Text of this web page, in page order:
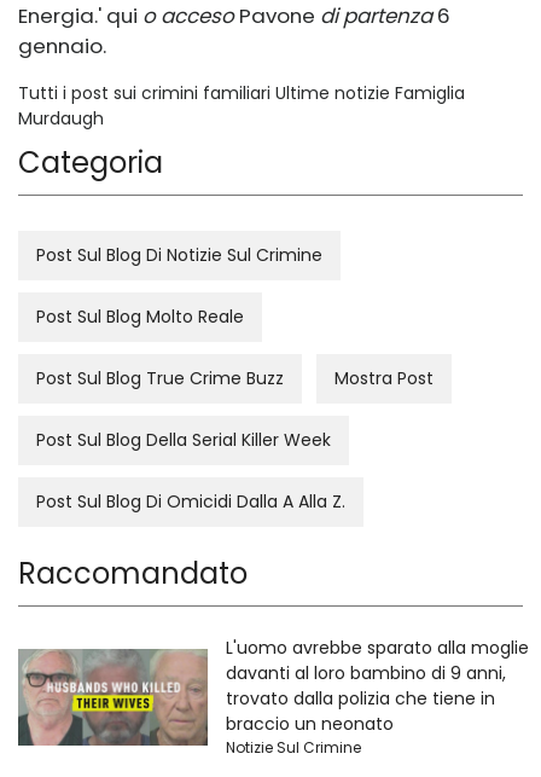
Energia.' qui o accesoPavone di partenza6
gennaio.
Tutti i post sui crimini familiari Ultime notizie Famiglia
Murdaugh
Categoria
Post Sul Blog Di Notizie Sul Crimine
Post Sul Blog Molto Reale
Post Sul Blog True Crime Buzz Mostra Post
Post Sul Blog Della Serial Killer Week
Post Sul Blog Di Omicidi Dalla A Alla Z.
Raccomandato
L'uomo avrebbe sparato alla moglie
davanti al loro bambino di 9 anni,
trovato dalla polizia che tiene in
braccio un neonato
Notizie Sul Crimine